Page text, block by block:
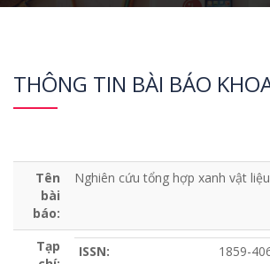
THÔNG TIN BÀI BÁO
Tên
bài
báo:
Nghiên cứu tổng hợp xanh vật
Tạp
ISSN:
1859-